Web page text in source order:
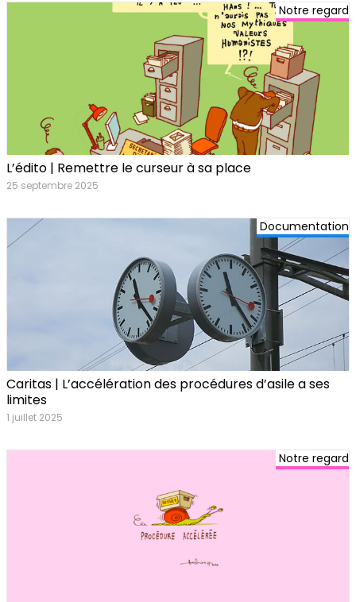
Notre regard
L’édito | Remettre le curseur à sa place
25 septembre 2025
Documentation
Caritas | L’accélération des procédures d’asile a ses
limites
1 juillet 2025
Notre regard